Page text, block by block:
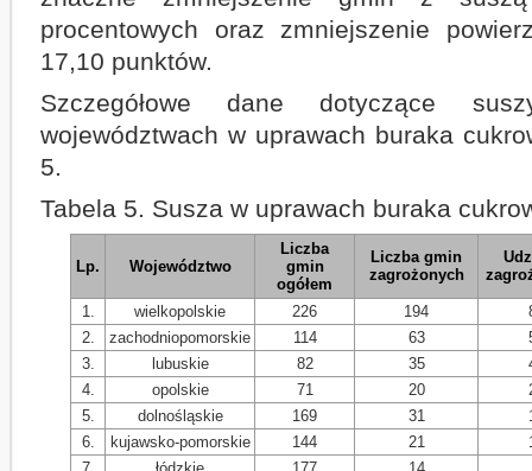
procentowych oraz zmniejszenie
17,10 punktów.
Szczegółowe dane dotyczące
województwach w uprawach buraka
5.
Tabela 5. Susza w uprawach buraka
Lp. Województwo
Liczba
gmin
ogółem
Liczba gmin
zagrożonych
1. wielkopolskie 226 194
2.
zachodniopomorskie 114 63
3.
lubuskie 82 35
4.
opolskie 71 20
5.
dolnośląskie 169 31
6.
kujawsko-pomorskie 144 21